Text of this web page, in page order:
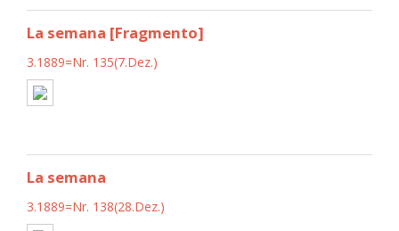
La semana [Fragmento]
3.1889=Nr. 135(7.Dez.)
La semana
3.1889=Nr. 138(28.Dez.)